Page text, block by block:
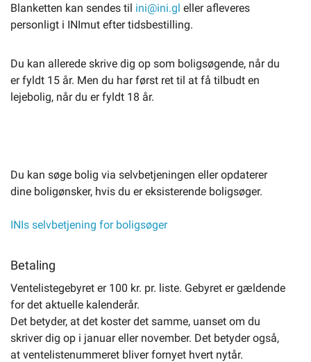
Blanketten kan sendes til ini@ini.gl eller afleveres
personligt i INImut efter tidsbestilling.
Du kan allerede skrive dig op som boligsøgende, når du
er fyldt 15 år. Men du har først ret til at få tilbudt en
lejebolig, når du er fyldt 18 år.
Du kan søge bolig via selvbetjeningen eller opdaterer
dine boligønsker, hvis du er eksisterende boligsøger.
INIs selvbetjening for boligsøger
Betaling
Ventelistegebyret er 100 kr. pr. liste. Gebyret er gældende
for det aktuelle kalenderår.
Det betyder, at det koster det samme, uanset om du
skriver dig op i januar eller november. Det betyder også,
at ventelistenummeret bliver fornyet hvert nytår.